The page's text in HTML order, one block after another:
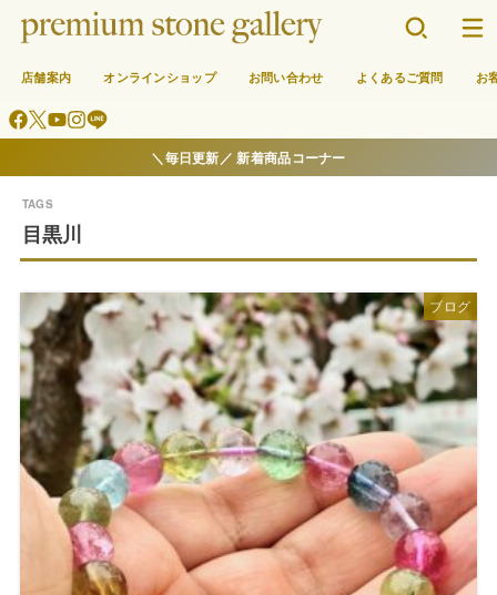
店舗案内 オンラインショップ お問い合わせ よくあるご質問 お
＼毎日更新／ 新着商品コーナー
目黒川
ブログ